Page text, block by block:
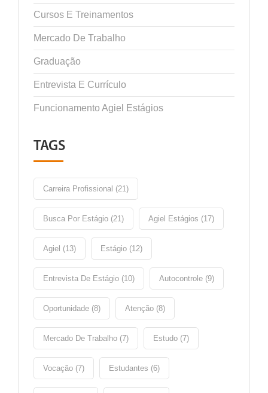
Cursos E Treinamentos
Mercado De Trabalho
Graduação
Entrevista E Currículo
Funcionamento Agiel Estágios
TAGS
Carreira Profissional (21)
Busca Por Estágio (21) Agiel Estágios (17)
Agiel (13) Estágio (12)
Entrevista De Estágio (10) Autocontrole (9)
Oportunidade (8) Atenção (8)
Mercado De Trabalho (7) Estudo (7)
Vocação (7) Estudantes (6)